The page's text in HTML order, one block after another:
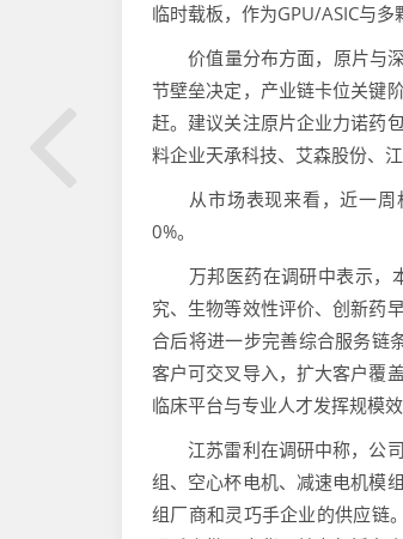
临时载板，作为GPU/ASIC与
价值量分布方面，原片与
节壁垒决定，产业链卡位关键
赶。建议关注原片企业力诺药
料企业天承科技、艾森股份、
从市场表现来看，近一周
0%。
万邦医药在调研中表示，本
究、生物等效性评价、创新药
合后将进一步完善综合服务链
客户可交叉导入，扩大客户覆
临床平台与专业人才发挥规模效
江苏雷利在调研中称，公司
组、空心杯电机、减速电机模
组厂商和灵巧手企业的供应链